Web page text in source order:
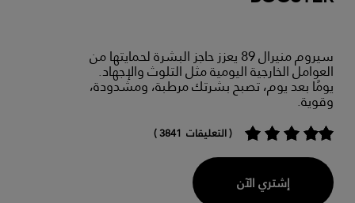
سيروم منيرال 89 يعزز حاجز البشرة لحمايتها من
العوامل الخارجية اليومية مثل التلوث والإجهاد.
يومًا بعد يوم، تصبح بشرتك مرطبة، ومشدودة،
وقوية.
( التعليقات 3841 )
إشتري الآن